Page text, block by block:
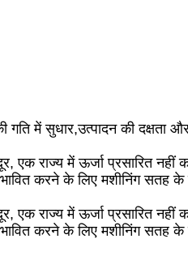
में सुधार,उत्पादन की दक्षता और
एक राज्य में ऊर्जा प्रसारित
करने के लिए मशीनिंग सतह
एक राज्य में ऊर्जा प्रसारित
करने के लिए मशीनिंग सतह